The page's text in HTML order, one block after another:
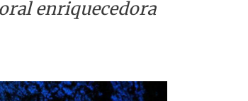
enriquecedora